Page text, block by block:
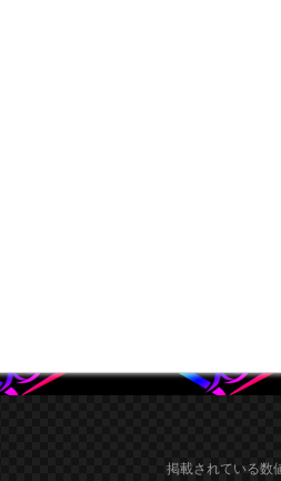
掲載されている数